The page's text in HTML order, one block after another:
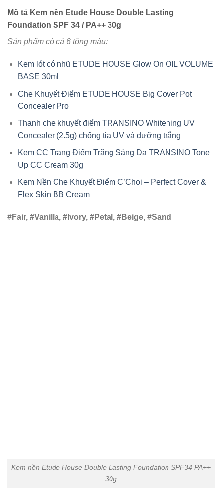
Mô tả Kem nền Etude House Double Lasting
Foundation SPF 34 / PA++ 30g
Sản phẩm có cả 6 tông màu:
Kem lót có nhũ ETUDE HOUSE Glow On OIL VOLUME
BASE 30ml
Che Khuyết Điểm ETUDE HOUSE Big Cover Pot
Concealer Pro
Thanh che khuyết điểm TRANSINO Whitening UV
Concealer (2.5g) chống tia UV và dưỡng trắng
Kem CC Trang Điểm Trắng Sáng Da TRANSINO Tone
Up CC Cream 30g
Kem Nền Che Khuyết Điểm C’Choi – Perfect Cover &
Flex Skin BB Cream
#Fair, #Vanilla, #Ivory, #Petal, #Beige, #Sand
Kem nền Etude House Double Lasting Foundation SPF34 PA++
30g